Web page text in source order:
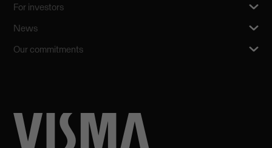
For investors
News
Our commitments